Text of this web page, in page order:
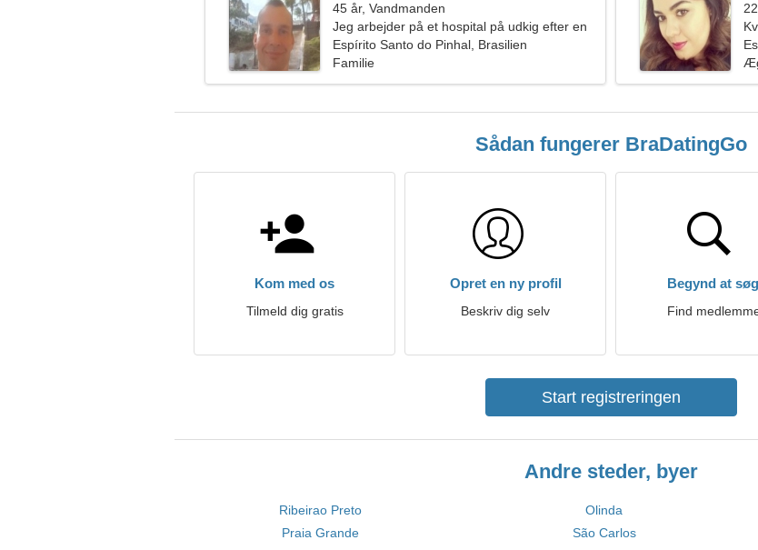
45 år, Vandmanden
Jeg arbejder på et hospital på udkig efter en
fantastisk kvinde
Espírito Santo do Pinhal, Brasilien
Familie
Sådan fungerer BraDatingGo
Kom med os
Tilmeld dig gratis
Opret en ny profil
Beskriv dig selv
Begynd at
Find
Start registreringen
Andre steder, byer
Ribeirao Preto Olinda
Praia Grande
São Carlos